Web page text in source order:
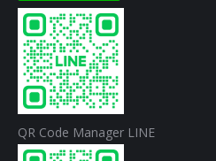
QR Code Manager LINE